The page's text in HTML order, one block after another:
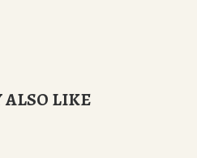
ALSO LIKE